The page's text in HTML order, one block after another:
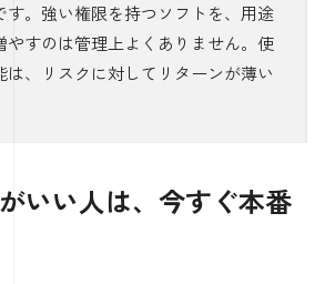
す。強い権限を持つソフトを、用途
やすのは管理上よくありません。使
は、リスクに対してリターンが薄い
いい人は、今すぐ本番